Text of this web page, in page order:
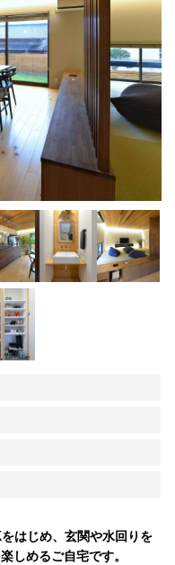
はじめ、玄関や水回りを
しめるご自宅です。